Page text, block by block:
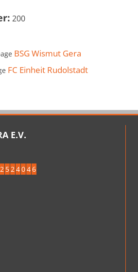
200
BSG Wismut Gera
FC Einheit Rudolstadt
E.V.
2 524046